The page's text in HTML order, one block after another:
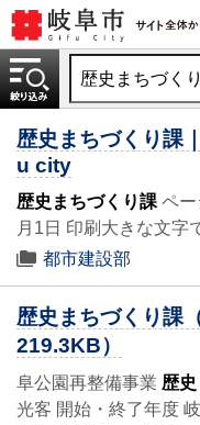
歴史まちづくり課
u city
歴史まちづくり課 ペ
月1日 印刷大きな文
都市建設部
歴史まちづくり課
219.3KB）
阜公園再整備事業 歴
光客 開始・終了年度